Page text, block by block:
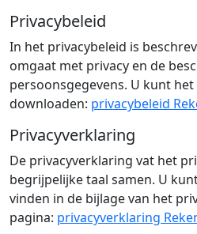
Privacybeleid
In het privacybeleid is
omgaat met privacy en de
persoonsgegevens. U kunt
downloaden: privacybeleid
Privacyverklaring
De privacyverklaring vat het
begrijpelijke taal samen. U
vinden in de bijlage van het
pagina: privacyverklaring